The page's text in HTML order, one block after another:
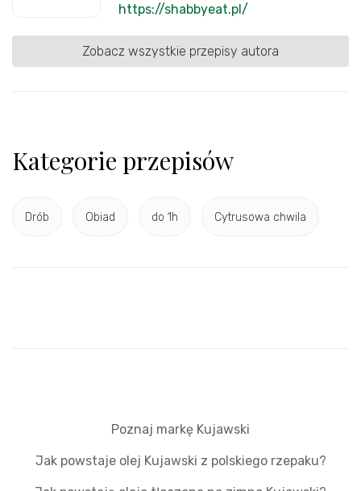
https://shabbyeat.pl/
Zobacz wszystkie przepisy autora
Kategorie przepisów
Drób Obiad do 1h Cytrusowa chwila
Poznaj markę Kujawski
Jak powstaje olej Kujawski z polskiego rzepaku?